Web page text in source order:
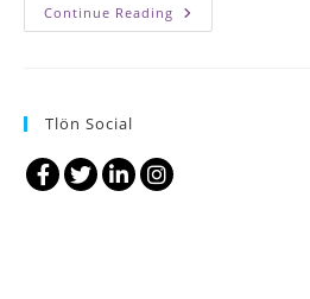
Continue Reading Auditoria
Externa
Tlön Social